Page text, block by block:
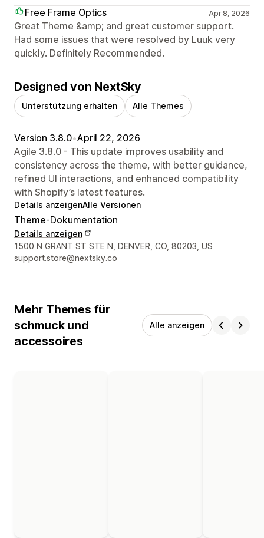
Free Frame Optics
Apr 8, 2026
Great Theme &amp; and great customer support.
Had some issues that were resolved by Luuk very
quickly. Definitely Recommended.
Designed von NextSky
Unterstützung erhalten Alle Themes
Version 3.8.0•April 22, 2026
Agile 3.8.0 - This update improves usability and
consistency across the theme, with better guidance,
refined UI interactions, and enhanced compatibility
with Shopify’s latest features.
Details anzeigenAlle Versionen
Theme-Dokumentation
Details anzeigen
Designer-Kontaktdaten
1500 N GRANT ST STE N, DENVER, CO, 80203, US
support.store@nextsky.co
Mehr Themes für
schmuck und
accessoires
Alle anzeigen